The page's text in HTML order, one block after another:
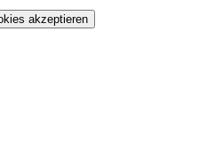
akzeptieren